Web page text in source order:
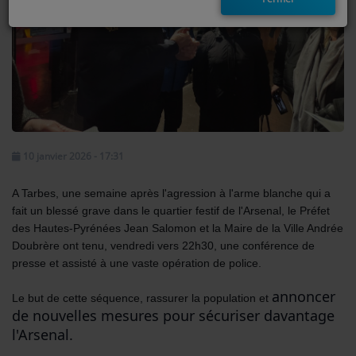
EMISSIONS
TITRES DIFFUSÉS
FRÉQUENCES
EVÈNEMENTS
LES JEUX
JEUX CONCOURS
CONTACTEZ-NOUS
RÉGIE PUBLICTIAIRE
A Tarbes, une semaine après l'agression à l'arme blanche qui a
fait un blessé grave dans le quartier festif de l'Arsenal, le Préfet
des Hautes-Pyrénées Jean Salomon et la Maire de la Ville Andrée
Doubrère ont tenu, vendredi vers 22h30, une conférence de
presse et assisté à une vaste opération de police.
Le but de cette séquence, rassurer la population et annoncer
de nouvelles mesures pour sécuriser davantage
l'Arsenal.